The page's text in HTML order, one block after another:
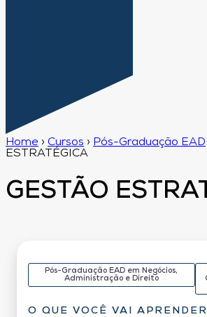
Home › Cursos › Pós-Graduação EAD
ESTRATÉGICA
GESTÃO
Pós-Graduação EAD em Negócios,
Administração e Direito
O QUE VOCÊ VAI